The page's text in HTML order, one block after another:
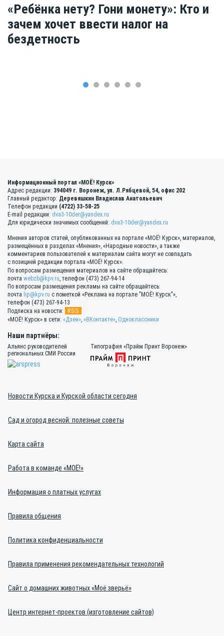
«Ребёнка нету? Гони монету»: Кто и
зачем хочет ввести налог на
бездетность
Информационный портал «МОЁ! Курск»
Адрес редакции: 394049 г. Воронеж, ул. Л.Рябцевой, 54, офис 202
Главный редактор: Деревяшкин Владислав Анатольевич
Телефон редакции (4722) 33-58-25
E-mail редакции: dva3-10der@yandex.ru
Для юридически значимых сообщений: dva3-10der@yandex.ru
Мнения авторов статей, опубликованных на портале «МОЁ! Курск», материалов,
размещённых в разделах «Мнения», «Народные новости», а также
комментариев пользователей к материалам сайта могут не совпадать
с позицией редакции портала «МОЁ! Курск».
По вопросам размещения материалов на сайте обращайтесь:
почта webzb@kpv.ru, телефон (473) 267-94-14
По вопросам размещения рекламы на сайте обращайтесь:
почта lip@kpv.ru с пометкой «Реклама на портале "МОЁ! Курск"»,
телефон (473) 267-94-13
Подписка на новости:
RSS
«МОЁ! Курск» в сети: «Дзен», «ВКонтакте», Одноклассники
Наши партнёры:
Альянс руководителей
региональных СМИ России
Типография «Прайм Принт Воронеж»
Новости Курска и Курской области сегодня
Сад и огород весной: полезные советы
Карта сайта
Работа в команде «МОЁ!»
Информация о платных услугах
Правила общения
Политика конфиденциальности
Правила применения рекомендательных технологий
Сайт о домашних животных «Моё зверьё»
Центр интернет-проектов (изготовление сайтов)